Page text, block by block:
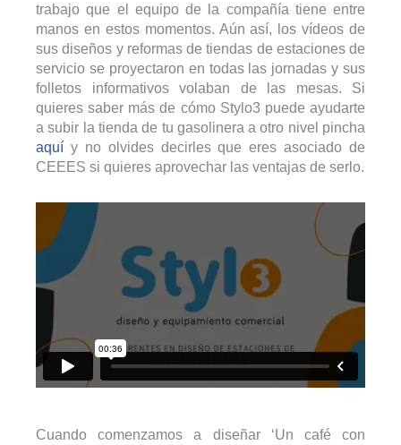
trabajo que el equipo de la compañía tiene entre
manos en estos momentos. Aún así, los vídeos de
sus diseños y reformas de tiendas de estaciones de
servicio se proyectaron en todas las jornadas y sus
folletos informativos volaban de las mesas. Si
quieres saber más de cómo Stylo3 puede ayudarte
a subir la tienda de tu gasolinera a otro nivel pincha
aquí y no olvides decirles que eres asociado de
CEEES si quieres aprovechar las ventajas de serlo.
Cuando comenzamos a diseñar ‘Un café con